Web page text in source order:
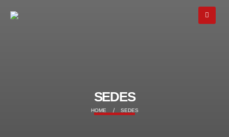
SEDES
HOME SEDES